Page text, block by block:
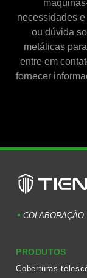
necessidades
ou dúvida
metálicas
entre em
fornecer
COLABORAÇÃO
PRODUTOS
Coberturas